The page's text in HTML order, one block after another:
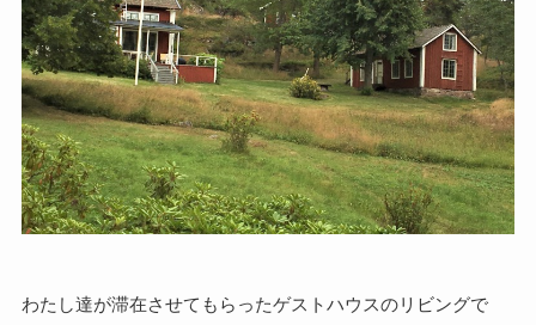
わたし達が滞在させてもらったゲストハウスのリビングで